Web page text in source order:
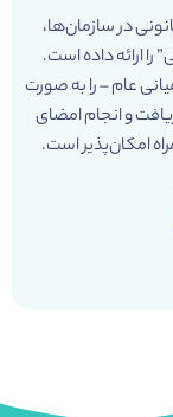
در سازمان‌ها،
را ارائه داده است.
عام – را به صورت
و انجام امضای
امکان‌پذیر است.